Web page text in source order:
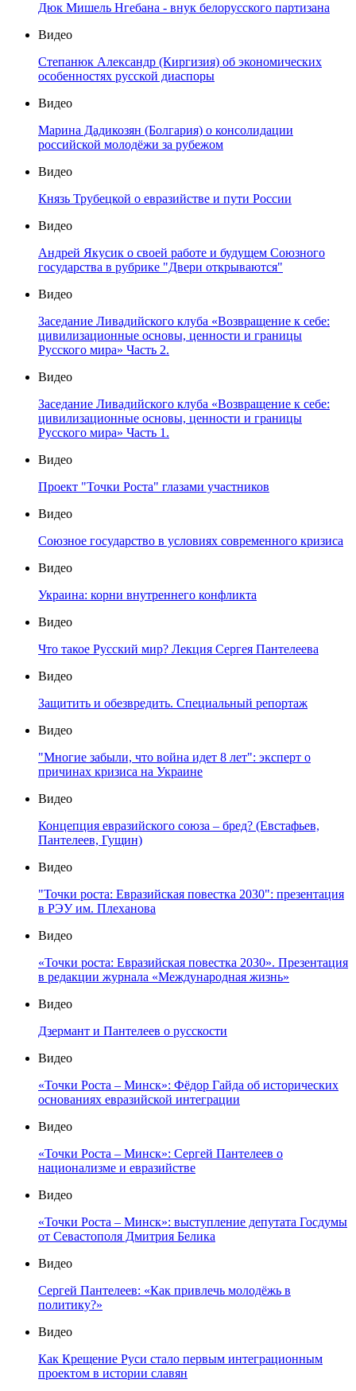
Дюк Мишель Нгебана - внук белорусского партизана
Видео
Степанюк Александр (Киргизия) об экономических
особенностях русской диаспоры
Видео
Марина Дадикозян (Болгария) о консолидации
российской молодёжи за рубежом
Видео
Князь Трубецкой о евразийстве и пути России
Видео
Андрей Якусик о своей работе и будущем Союзного
государства в рубрике "Двери открываются"
Видео
Заседание Ливадийского клуба «Возвращение к себе:
цивилизационные основы, ценности и границы
Русского мира» Часть 2.
Видео
Заседание Ливадийского клуба «Возвращение к себе:
цивилизационные основы, ценности и границы
Русского мира» Часть 1.
Видео
Проект "Точки Роста" глазами участников
Видео
Союзное государство в условиях современного кризиса
Видео
Украина: корни внутреннего конфликта
Видео
Что такое Русский мир? Лекция Сергея Пантелеева
Видео
Защитить и обезвредить. Специальный репортаж
Видео
"Многие забыли, что война идет 8 лет": эксперт о
причинах кризиса на Украине
Видео
Концепция евразийского союза – бред? (Евстафьев,
Пантелеев, Гущин)
Видео
"Точки роста: Евразийская повестка 2030": презентация
в РЭУ им. Плеханова
Видео
«Точки роста: Евразийская повестка 2030». Презентация
в редакции журнала «Международная жизнь»
Видео
Дзермант и Пантелеев о русскости
Видео
«Точки Роста – Минск»: Фёдор Гайда об исторических
основаниях евразийской интеграции
Видео
«Точки Роста – Минск»: Сергей Пантелеев о
национализме и евразийстве
Видео
«Точки Роста – Минск»: выступление депутата Госдумы
от Севастополя Дмитрия Белика
Видео
Сергей Пантелеев: «Как привлечь молодёжь в
политику?»
Видео
Как Крещение Руси стало первым интеграционным
проектом в истории славян